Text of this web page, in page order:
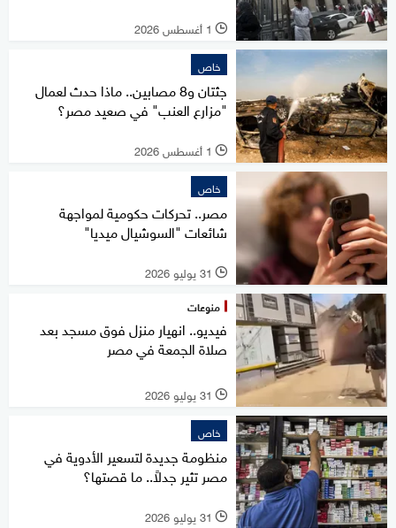
l 1 أغسطس 2026
خاص
جثتان و8 مصابين.. ماذا حدث لعمال
"مزارع العنب" في صعيد مصر؟
l 1 أغسطس 2026
خاص
مصر.. تحركات حكومية لمواجهة
شائعات "السوشيال ميديا"
l 31 يوليو 2026
منوعات
فيديو.. انهيار منزل فوق مسجد بعد
صلاة الجمعة في مصر
l 31 يوليو 2026
خاص
منظومة جديدة لتسعير الأدوية في
مصر تثير جدلاً.. ما قصتها؟
l 31 يوليو 2026